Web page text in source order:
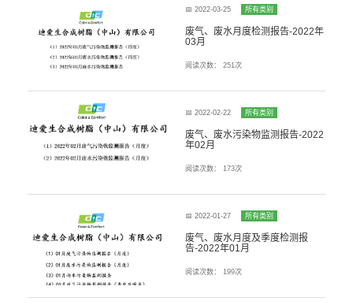
📅 2022-03-25 所有类别
废气、废水月度检测报告-2022年
03月
阅读次数： 251次
📅 2022-02-22 所有类别
废气、废水污染物监测报告-2022
年02月
阅读次数： 173次
📅 2022-01-27 所有类别
废气、废水月度及季度检测报
告-2022年01月
阅读次数： 199次